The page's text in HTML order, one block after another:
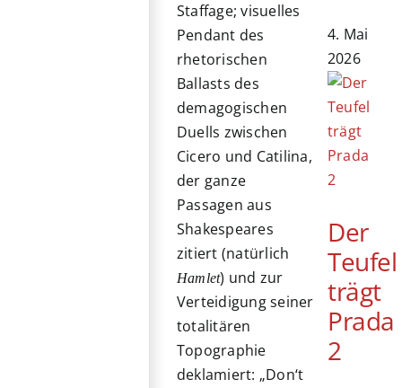
Staffage; visuelles
Pendant des
rhetorischen
Ballasts des
demagogischen
Duells zwischen
Cicero und Catilina,
der ganze
Passagen aus
Shakespeares
zitiert (natürlich
Hamlet) und zur
Verteidigung seiner
totalitären
Topographie
deklamiert: „Don‘t
4. Mai
2026
Der
Teufel
trägt
Prada
2